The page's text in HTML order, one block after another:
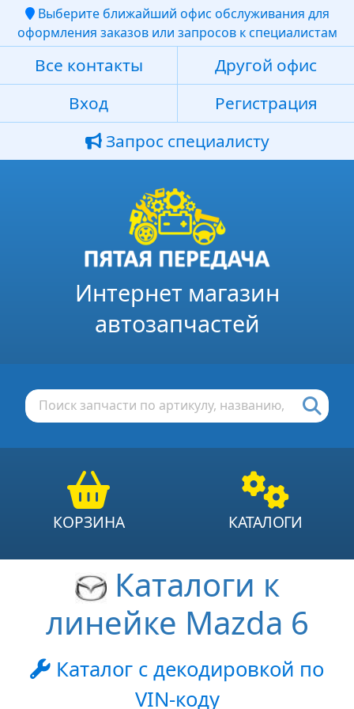
Выберите ближайший офис обслуживания для
оформления заказов или запросов к специалистам
Все контакты
Другой офис
Вход
Регистрация
Запрос специалисту
Интернет магазин
автозапчастей
КОРЗИНА КАТАЛОГИ
Каталоги к
линейке Mazda 6
Каталог с декодировкой по
VIN-коду